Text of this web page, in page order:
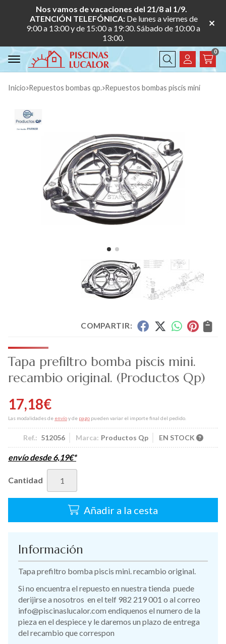
Nos vamos de vacaciones del 21/8 al 1/9.
ATENCIÓN TELEFÓNICA: De lunes a viernes de
9:00 a 13:00 y de 15:00 a 19:30. Sábado de 10:00 a
13:00.
Buscar
0
Inicio repuestos bombas qp. repuestos bombas piscis mini
COMPARTIR:
Tapa prefiltro bomba piscis mini.
recambio original. (Productos Qp)
17,18€
Las modalidades de envíoy de pago pueden variar el importe final del pedido.
Ref.: 512056 Marca: Productos Qp EN STOCK
envío desde6,19€*
Cantidad
Añadir a la cesta
Información
Tapa prefiltro bomba piscis mini. recambio original.
Si no encuentra el repuesto en nuestra tienda puede
derijirse a nosotros en el telf 982 219 001 o al correo
info@piscinaslucalor.com endiquenos el numero de la
pieza en el despiece y le daremos un plazo de entrega
del recambio que correspon